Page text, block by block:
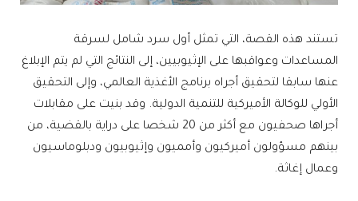
تستند هذه القصة، التي تمثل أول سرد شامل لسرقة
المساعدات وعواقبها على الإثيوبيين، إلى النتائج التي لم يتم الإبلاغ
عنها سابقا لتحقيق أجراه برنامج الأغذية العالمي، وإلى التحقيق
الأولي للوكالة الأميركية للتنمية الدولية. وقد بنيت على مقابلات
أجراها صحفيون مع أكثر من 20 شخصا على دراية بالقضية، من
بينهم مسؤولون أميركيون وأمميون وإثيوبيون ودبلوماسيون
وعمال إغاثة.